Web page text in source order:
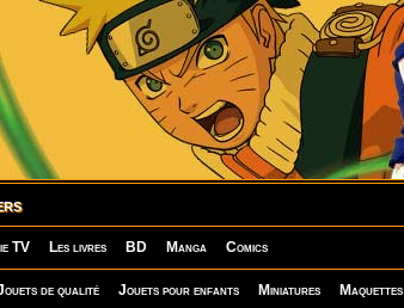
TV Les livres BD Manga Comics
de qualité Jouets pour enfants Miniatures Maquettes